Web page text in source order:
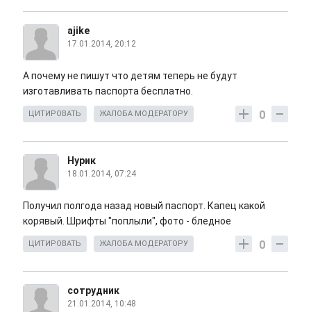
ajike
17.01.2014, 20:12
А почему не пишут что детям теперь не будут
изготавливать паспорта бесплатно.
0
ЦИТИРОВАТЬ ЖАЛОБА МОДЕРАТОРУ
Нурик
18.01.2014, 07:24
Получил полгода назад новый паспорт. Капец какой
корявый. Шрифты "поплыли", фото - бледное
0
ЦИТИРОВАТЬ ЖАЛОБА МОДЕРАТОРУ
сотрудник
21.01.2014, 10:48